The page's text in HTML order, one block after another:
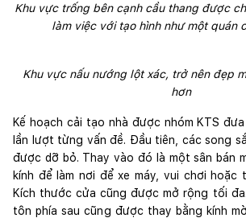
Khu vực trống bên cạnh cầu thang được
làm việc với tạo hình như một quán
Khu vực nấu nướng lột xác, trở nên đẹp
hơn
Kế hoạch cải tạo nhà được nhóm KTS
lần lượt từng vấn đề. Đầu tiên, các song
được dỡ bỏ. Thay vào đó là một sân bán
kính để làm nơi để xe máy, vui chơi hoặc
Kích thước cửa cũng được mở rộng tối
tôn phía sau cũng được thay bằng kính